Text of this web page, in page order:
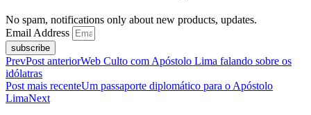
No spam, notifications only about new products, updates.
Email Address
subscribe
PrevPost anteriorWeb Culto com Apóstolo Lima falando sobre os
idólatras
Post mais recenteUm passaporte diplomático para o Apóstolo
LimaNext